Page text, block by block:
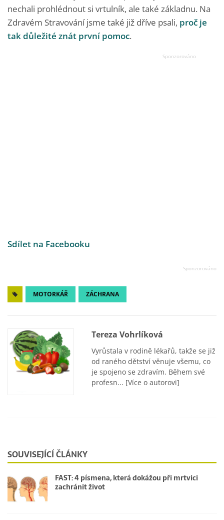
nechali prohlédnout si vrtulník, ale také základnu. Na
Zdravém Stravování jsme také již dříve psali, proč je
tak důležité znát první pomoc.
Sdílet na Facebooku
MOTORKÁŘ ZÁCHRANA
Tereza Vohrlíková
Vyrůstala v rodině lékařů, takže se již
od raného dětství věnuje všemu, co
je spojeno se zdravím. Během své
profesn... [Více o autorovi]
SOUVISEJÍCÍ ČLÁNKY
FAST: 4 písmena, která dokážou při mrtvici
zachránit život